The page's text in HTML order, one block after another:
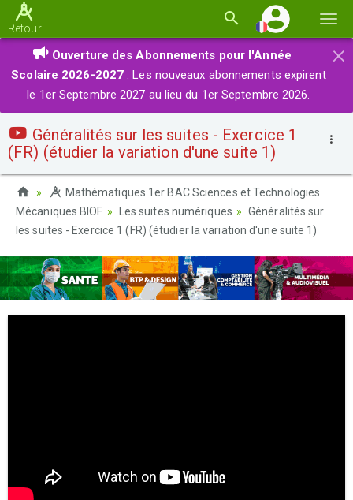
la
Retour
×
Ouverture des Abonnements pour l'Année
Scolaire 2026-2027 : Les nouveaux abonnements expirent
le 1er Septembre 2027 au lieu du 1er Septembre 2026.
Généralités sur les suites - Exercice 1
(FR) (étudier la variation d'une suite 1)
Mathématiques 1er BAC Sciences et Technologies
Mécaniques BIOF
Les suites numériques
Généralités sur
les suites - Exercice 1 (FR) (étudier la variation d'une suite 1)